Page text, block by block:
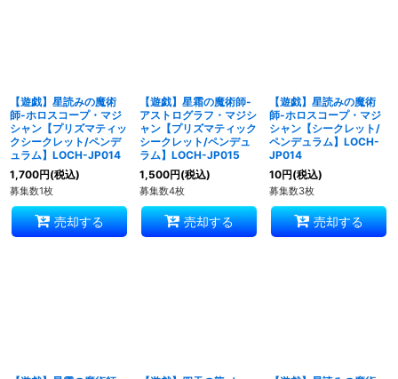
【遊戯】星読みの魔術
師-ホロスコープ・マジ
シャン【プリズマティッ
クシークレット/ペンデ
ュラム】LOCH-JP014
1,700円(税込)
募集数1枚
売却する
【遊戯】星霜の魔術師-
アストログラフ・マジシ
ャン【プリズマティック
シークレット/ペンデュ
ラム】LOCH-JP015
1,500円(税込)
募集数4枚
売却する
【遊戯】星読みの魔術
師-ホロスコープ・マジ
シャン【シークレット/
ペンデュラム】LOCH-
JP014
10円(税込)
募集数3枚
売却する